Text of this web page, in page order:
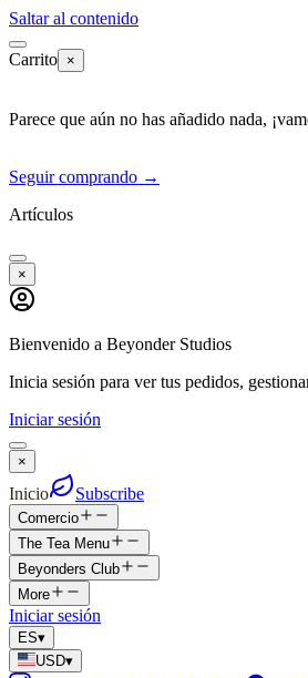
Saltar al contenido
Carrito ×
Parece que aún no has añadido nada,
Seguir comprando →
Artículos
×
Bienvenido a Beyonder Studios
Inicia sesión para ver tus pedidos,
Iniciar sesión
×
Inicio Subscribe
Comercio
The Tea Menu
Beyonders Club
More
Iniciar sesión
ES▾
USD▾